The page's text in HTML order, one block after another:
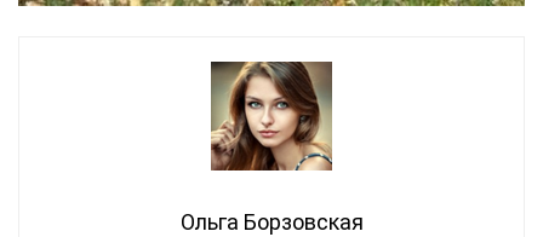
Ольга Борзовская